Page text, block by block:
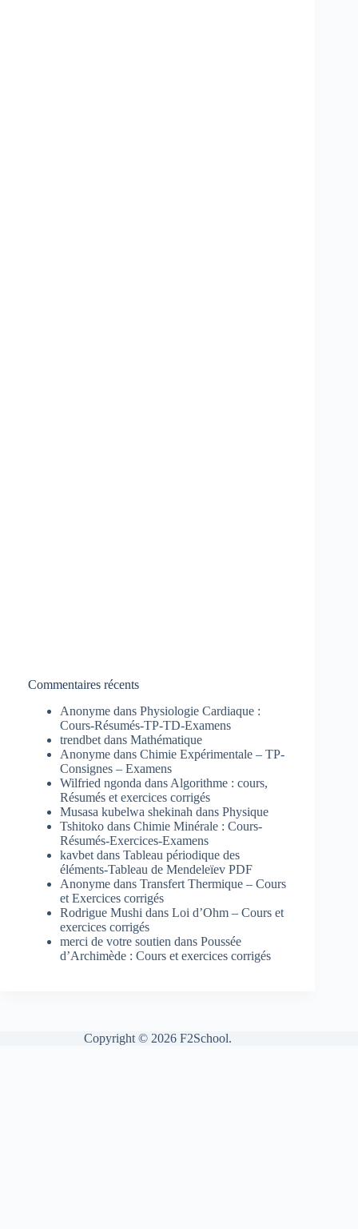
Commentaires récents
Anonyme dans Physiologie Cardiaque :
Cours-Résumés-TP-TD-Examens
trendbet dans Mathématique
Anonyme dans Chimie Expérimentale – TP-
Consignes – Examens
Wilfried ngonda dans Algorithme : cours,
Résumés et exercices corrigés
Musasa kubelwa shekinah dans Physique
Tshitoko dans Chimie Minérale : Cours-
Résumés-Exercices-Examens
kavbet dans Tableau périodique des
éléments-Tableau de Mendeleïev PDF
Anonyme dans Transfert Thermique – Cours
et Exercices corrigés
Rodrigue Mushi dans Loi d’Ohm – Cours et
exercices corrigés
merci de votre soutien dans Poussée
d’Archimède : Cours et exercices corrigés
Copyright © 2026 F2School.